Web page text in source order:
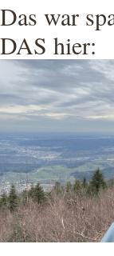
Das war
DAS hier: